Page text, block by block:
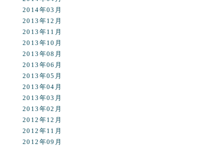
2014年03月
2013年12月
2013年11月
2013年10月
2013年08月
2013年06月
2013年05月
2013年04月
2013年03月
2013年02月
2012年12月
2012年11月
2012年09月